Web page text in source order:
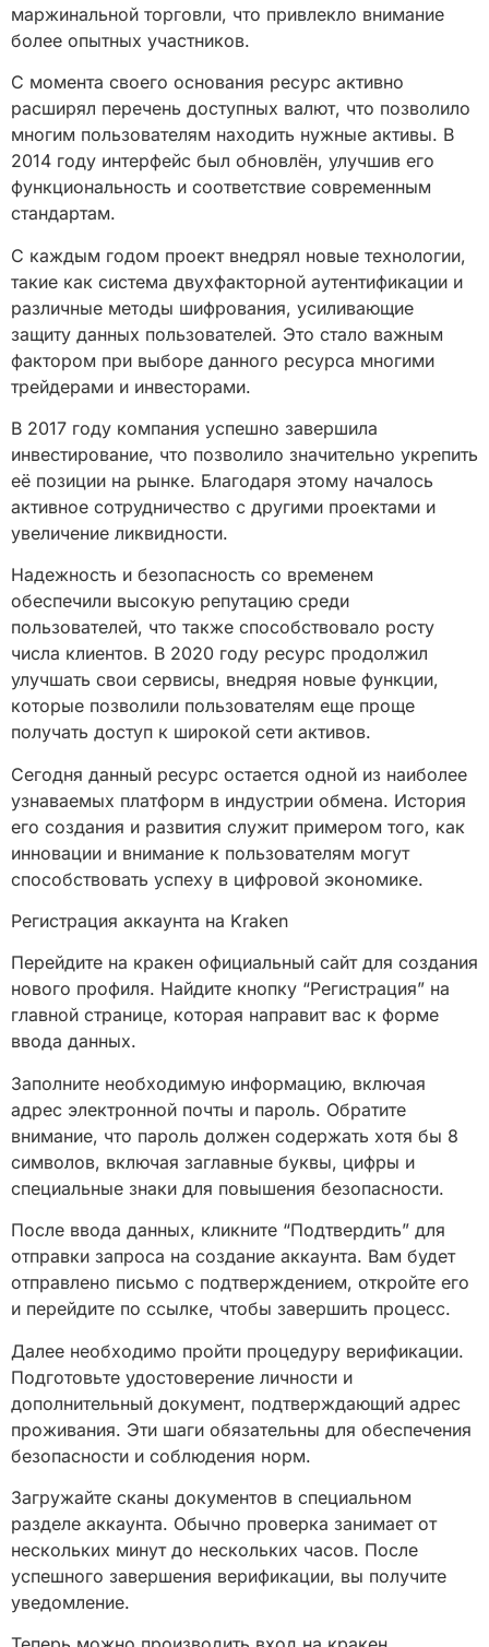
маржинальной торговли, что привлекло внимание
более опытных участников.
С момента своего основания ресурс активно
расширял перечень доступных валют, что позволило
многим пользователям находить нужные активы. В
2014 году интерфейс был обновлён, улучшив его
функциональность и соответствие современным
стандартам.
С каждым годом проект внедрял новые технологии,
такие как система двухфакторной аутентификации и
различные методы шифрования, усиливающие
защиту данных пользователей. Это стало важным
фактором при выборе данного ресурса многими
трейдерами и инвесторами.
В 2017 году компания успешно завершила
инвестирование, что позволило значительно укрепить
её позиции на рынке. Благодаря этому началось
активное сотрудничество с другими проектами и
увеличение ликвидности.
Надежность и безопасность со временем
обеспечили высокую репутацию среди
пользователей, что также способствовало росту
числа клиентов. В 2020 году ресурс продолжил
улучшать свои сервисы, внедряя новые функции,
которые позволили пользователям еще проще
получать доступ к широкой сети активов.
Сегодня данный ресурс остается одной из наиболее
узнаваемых платформ в индустрии обмена. История
его создания и развития служит примером того, как
инновации и внимание к пользователям могут
способствовать успеху в цифровой экономике.
Регистрация аккаунта на Kraken
Перейдите на кракен официальный сайт для создания
нового профиля. Найдите кнопку “Регистрация” на
главной странице, которая направит вас к форме
ввода данных.
Заполните необходимую информацию, включая
адрес электронной почты и пароль. Обратите
внимание, что пароль должен содержать хотя бы 8
символов, включая заглавные буквы, цифры и
специальные знаки для повышения безопасности.
После ввода данных, кликните “Подтвердить” для
отправки запроса на создание аккаунта. Вам будет
отправлено письмо с подтверждением, откройте его
и перейдите по ссылке, чтобы завершить процесс.
Далее необходимо пройти процедуру верификации.
Подготовьте удостоверение личности и
дополнительный документ, подтверждающий адрес
проживания. Эти шаги обязательны для обеспечения
безопасности и соблюдения норм.
Загружайте сканы документов в специальном
разделе аккаунта. Обычно проверка занимает от
нескольких минут до нескольких часов. После
успешного завершения верификации, вы получите
уведомление.